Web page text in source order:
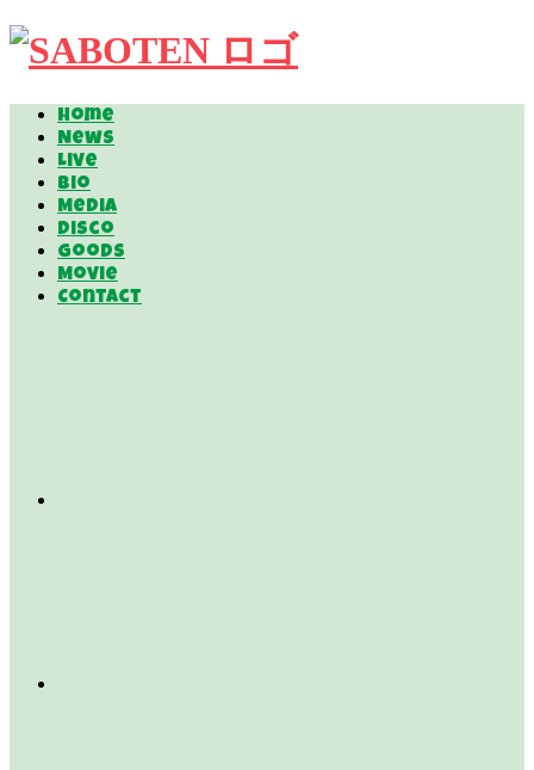
Home
News
Live
Bio
Media
Disco
Goods
Movie
Contact